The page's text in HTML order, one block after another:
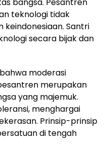
bangsa. Pesantren
teknologi tidak
keindonesiaan. Santri
secara bijak dan
moderasi
merupakan
yang majemuk.
menghargai
Prinsip-prinsip
di tengah